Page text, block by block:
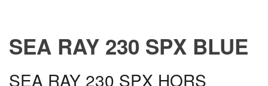
SEA RAY 230 SPX BLUE
SEA RAY 230 SPX HORS